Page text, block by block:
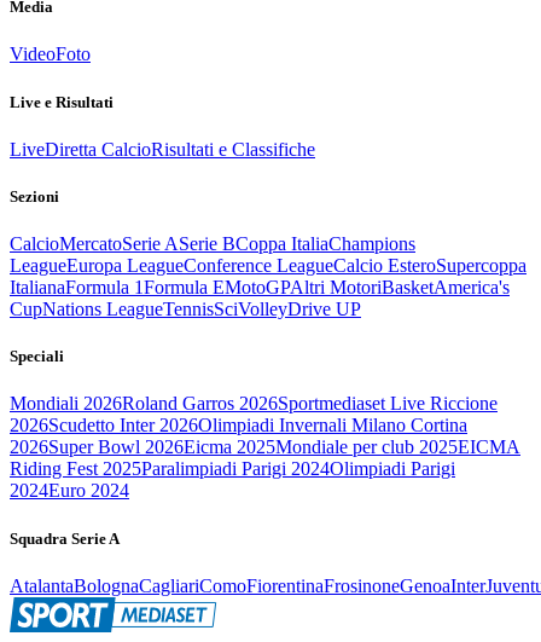
Media
VideoFoto
Live e Risultati
LiveDiretta CalcioRisultati e Classifiche
Sezioni
CalcioMercatoSerie ASerie BCoppa ItaliaChampions
LeagueEuropa LeagueConference LeagueCalcio EsteroSupercoppa
ItalianaFormula 1Formula EMotoGPAltri MotoriBasketAmerica's
CupNations LeagueTennisSciVolleyDrive UP
Speciali
Mondiali 2026Roland Garros 2026Sportmediaset Live Riccione
2026Scudetto Inter 2026Olimpiadi Invernali Milano Cortina
2026Super Bowl 2026Eicma 2025Mondiale per club 2025EICMA
Riding Fest 2025Paralimpiadi Parigi 2024Olimpiadi Parigi
2024Euro 2024
Squadra Serie A
AtalantaBolognaCagliariComoFiorentinaFrosinoneGenoaInter